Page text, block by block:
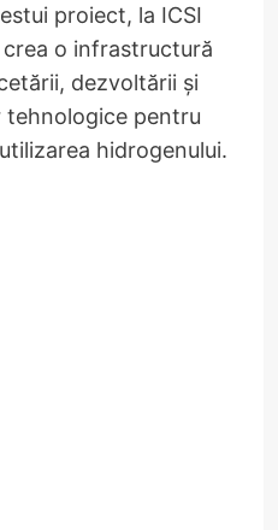
proiect, la ICSI
crea o infrastructură
dezvoltării și
tehnologice pentru
hidrogenului.